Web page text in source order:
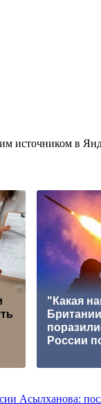
источником в
"Какая
Британии
России
Асылханова: